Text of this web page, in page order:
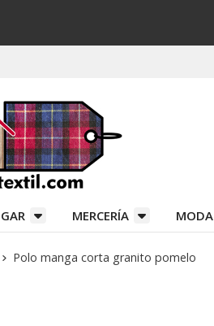
MERCERÍA MODA
Polo manga corta granito pomelo